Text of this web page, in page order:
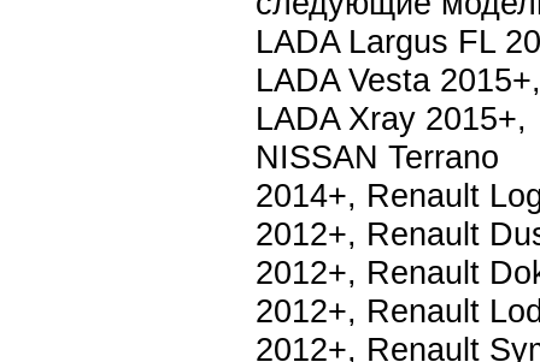
LADA Largus FL
LADA Vesta 2015+,
LADA Xray 2015+,
NISSAN Terrano
2014+, Renault
2012+, Renault
2012+, Renault
2012+, Renault
2012+, Renault